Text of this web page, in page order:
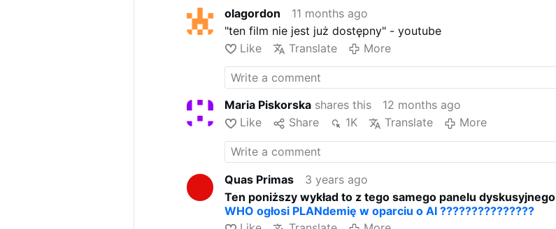
olagordon
11 months ago
"ten film nie jest już dostępny" - youtube
Like
Translate More
Maria Piskorska shares this
12 months ago
Like
Share 1K Translate More
Quas Primas
3 years ago
Ten poniższy wykład to z tego samego panelu dyskusyjnego
WHO ogłosi PLANdemię w oparciu o AI ???????????????